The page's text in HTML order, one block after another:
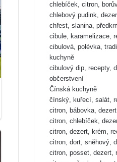
chlebíček, citron,
chlebový pudink,
chřest, slanina,
cibule, karamelizace,
cibulová, polévka,
kuchyně
cibulový dip, recepty,
občerstvení
Čínská kuchyně
čínský, kuřecí, salát,
citron, bábovka,
citron, chlebíček,
citron, dezert, krém,
citron, dort, sněhový,
citron, posset, dezert,